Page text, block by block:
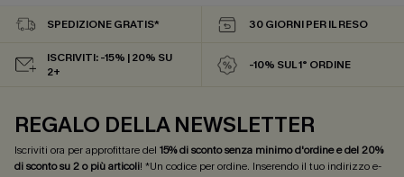
SPEDIZIONE GRATIS* 30 GIORNI PER IL RESO
ISCRIVITI: -15% | 20% SU
2+
-10% SUL 1° ORDINE
REGALO DELLA NEWSLETTER
Iscriviti ora per approfittare del 15% di sconto senza minimo d'ordine e del 20%
di sconto su 2 o più articoli! *Un codice per ordine. Inserendo il tuo indirizzo e-